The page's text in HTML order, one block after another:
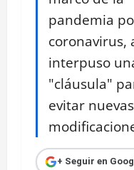
pandemia
coronavirus,
interpuso
"cláusula"
evitar nuevas
+ Seguir en